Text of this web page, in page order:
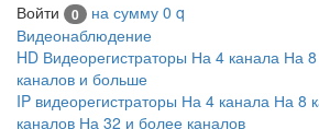
Войти 0 на сумму 0 q
Видеонаблюдение
HD Видеорегистраторы На 4 канала На
каналов и больше
IP видеорегистраторы На 4 канала На 8
каналов На 32 и более каналов